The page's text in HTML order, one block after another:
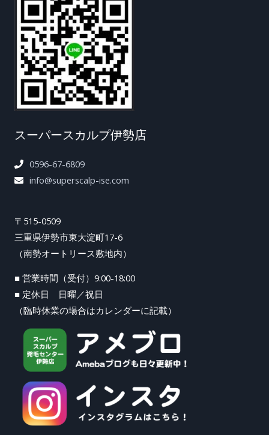
スーパースカルプ伊勢店
0596-67-6809
info@superscalp-ise.com
〒515-0509
三重県伊勢市東大淀町17-6
（南勢オートリース敷地内）
■ 営業時間（受付）9:00-18:00
■ 定休日 日曜／祝日
（臨時休業の場合はカレンダーに記載）